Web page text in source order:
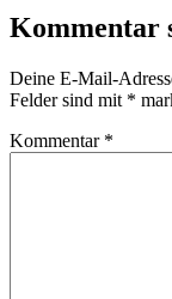
Kommentar
Deine E-Mail-
Felder sind mit *
Kommentar *